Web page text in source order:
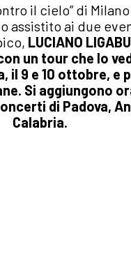
il cielo” di
assistito ai due
LUCIANO
un tour che lo
il 9 e 10 ottobre, e
Si aggiungono
di Padova,
Calabria.